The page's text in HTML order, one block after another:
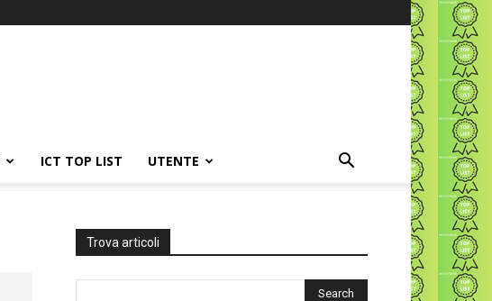
ICT TOP LIST UTENTE
Trova articoli